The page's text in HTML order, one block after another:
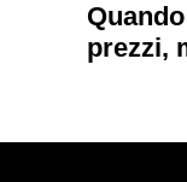
prezzi,